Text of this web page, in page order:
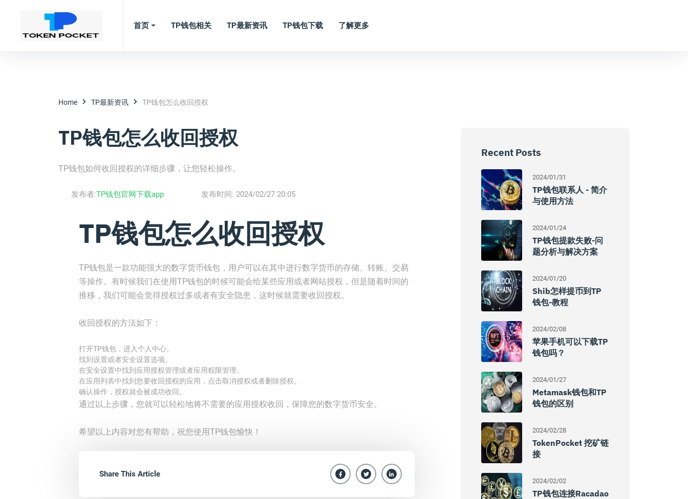
首页 TP钱包相关 TP最新资讯 TP钱包下载 了解更多
Home TP最新资讯 TP钱包怎么收回授权
TP钱包怎么收回授权
TP钱包如何收回授权的详细步骤，让您轻松操作。
发布者:TP钱包官网下载app 发布时间: 2024/02/27 20:05
TP钱包怎么收回授权
TP钱包是一款功能强大的数字货币钱包，用户可以在其中进行数字货币的存储、转账、交易
等操作。有时候我们在使用TP钱包的时候可能会给某些应用或者网站授权，但是随着时间的
推移，我们可能会觉得授权过多或者有安全隐患，这时候就需要收回授权。
收回授权的方法如下：
打开TP钱包，进入个人中心。
找到设置或者安全设置选项。
在安全设置中找到应用授权管理或者应用权限管理。
在应用列表中找到您要收回授权的应用，点击取消授权或者删除授权。
确认操作，授权就会被成功收回。
通过以上步骤，您就可以轻松地将不需要的应用授权收回，保障您的数字货币安全。
希望以上内容对您有帮助，祝您使用TP钱包愉快！
Share This Article
Recent Posts
2024/01/31
TP钱包联系人 - 简介
与使用方法
2024/01/24
TP钱包提款失败-问
题分析与解决方案
2024/01/20
Shib怎样提币到TP
钱包-教程
2024/02/08
苹果手机可以下载TP
钱包吗？
2024/01/27
Metamask钱包和TP
钱包的区别
2024/02/28
TokenPocket 挖矿链
接
2024/02/02
TP钱包连接Racadao